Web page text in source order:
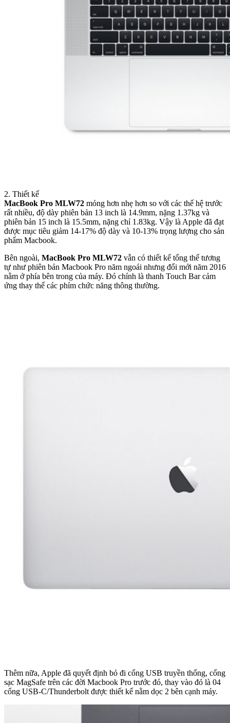
2. Thiết kế
MacBook Pro MLW72 mỏng hơn nhẹ hơn so với các thế hệ trước
rất nhiều, độ dày phiên bản 13 inch là 14.9mm, nặng 1.37kg và
phiên bản 15 inch là 15.5mm, nặng chỉ 1.83kg. Vậy là Apple đã đạt
được mục tiêu giảm 14-17% độ dày và 10-13% trọng lượng cho sản
phẩm Macbook.
Bên ngoài, MacBook Pro MLW72 vẫn có thiết kế tổng thể tương
tự như phiên bản Macbook Pro năm ngoái nhưng đổi mới năm 2016
nằm ở phía bên trong của máy. Đó chính là thanh Touch Bar cảm
ứng thay thế các phím chức năng thông thường.
Thêm nữa, Apple đã quyết định bỏ đi cổng USB truyền thống, cổng
sạc MagSafe trên các đời Macbook Pro trước đó, thay vào đó là 04
cổng USB-C/Thunderbolt được thiết kế nằm dọc 2 bên cạnh máy.